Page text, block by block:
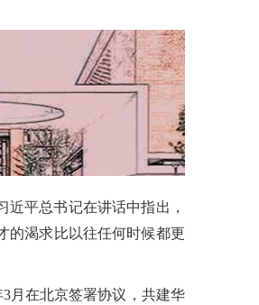
平总书记在讲话中指出，
的渴求比以往任何时候都更
月在北京签署协议，共建华